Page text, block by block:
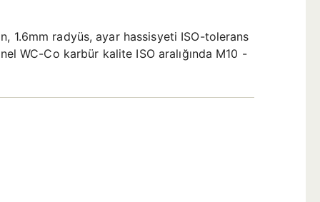
1.6mm radyüs, ayar hassisyeti ISO-tolerans
WC-Co karbür kalite ISO aralığında M10 -